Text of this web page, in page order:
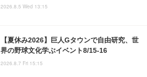
2026.8.5 Wed 13:15
【夏休み2026】巨人Gタウンで自由研究、世
界の野球文化学ぶイベント8/15-16
2026.8.7 Fri 15:15